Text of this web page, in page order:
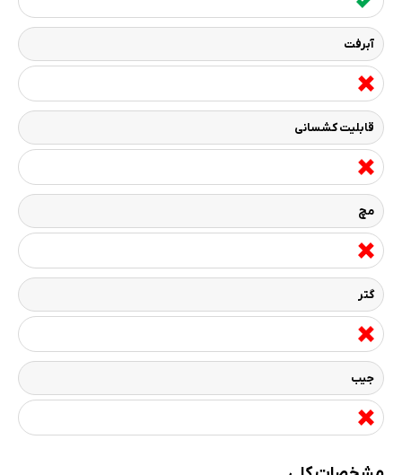
آبرفت
قابلیت کشسانی
مچ
گتر
جیب